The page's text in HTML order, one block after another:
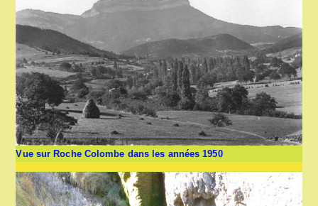
Vue sur Roche Colombe dans les années 1950